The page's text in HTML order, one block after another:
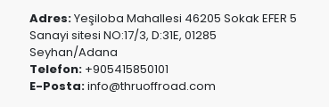
Adres:Yeşiloba Mahallesi 46205 Sokak EFER 5
Sanayi sitesi NO:17/3, D:31E, 01285
Seyhan/Adana
Telefon:+905415850101
E-Posta:info@thruoffroad.com